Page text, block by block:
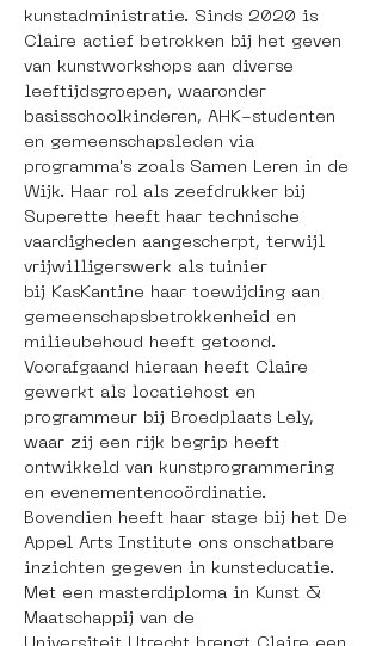
kunstadministratie. Sinds 2020 is
Claire actief betrokken bij het geven
van kunstworkshops aan diverse
leeftijdsgroepen, waaronder
basisschoolkinderen, AHK-studenten
en gemeenschapsleden via
programma's zoals Samen Leren in de
Wijk. Haar rol als zeefdrukker bij
Superette heeft haar technische
vaardigheden aangescherpt, terwijl
vrijwilligerswerk als tuinier
bij KasKantine haar toewijding aan
gemeenschapsbetrokkenheid en
milieubehoud heeft getoond.
Voorafgaand hieraan heeft Claire
gewerkt als locatiehost en
programmeur bij Broedplaats Lely,
waar zij een rijk begrip heeft
ontwikkeld van kunstprogrammering
en evenementencoördinatie.
Bovendien heeft haar stage bij het De
Appel Arts Institute ons onschatbare
inzichten gegeven in kunsteducatie.
Met een masterdiploma in Kunst &
Maatschappij van de